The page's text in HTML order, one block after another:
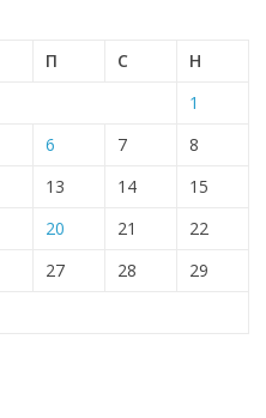
П С
Н
1
6 7
8
13 14
15
20 21
22
27 28
29